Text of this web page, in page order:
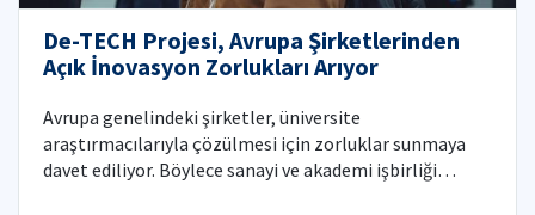
De-TECH Projesi, Avrupa Şirketlerinden
Açık İnovasyon Zorlukları Arıyor
Avrupa genelindeki şirketler, üniversite
araştırmacılarıyla çözülmesi için zorluklar sunmaya
davet ediliyor. Böylece sanayi ve akademi işbirliği